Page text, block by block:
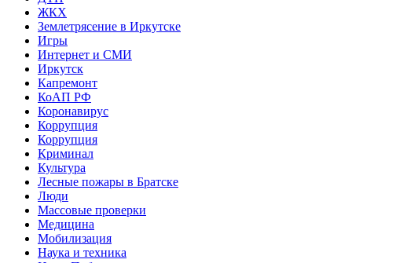
ЖКХ
Землетрясение в Иркутске
Игры
Интернет и СМИ
Иркутск
Капремонт
КоАП РФ
Коронавирус
Коррупция
Коррупция
Криминал
Культура
Лесные пожары в Братске
Люди
Массовые проверки
Медицина
Мобилизация
Наука и техника